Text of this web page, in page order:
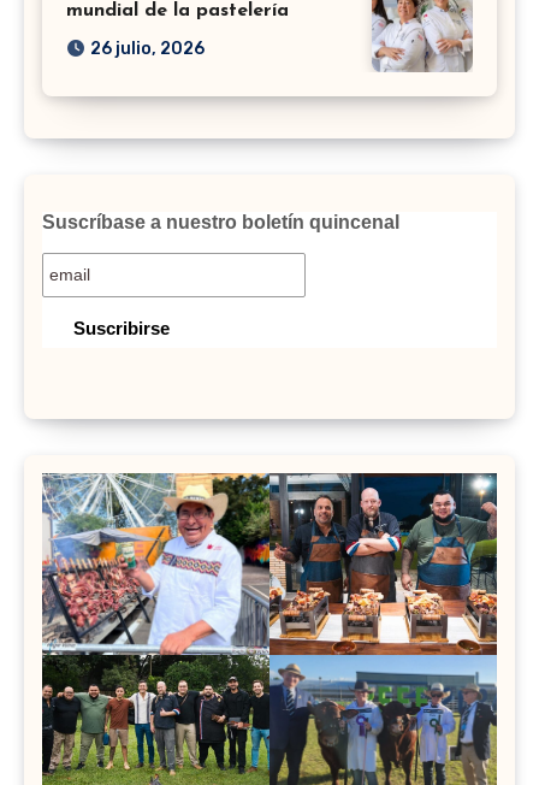
mundial de la pastelería
26 julio, 2026
Suscríbase a nuestro boletín quincenal